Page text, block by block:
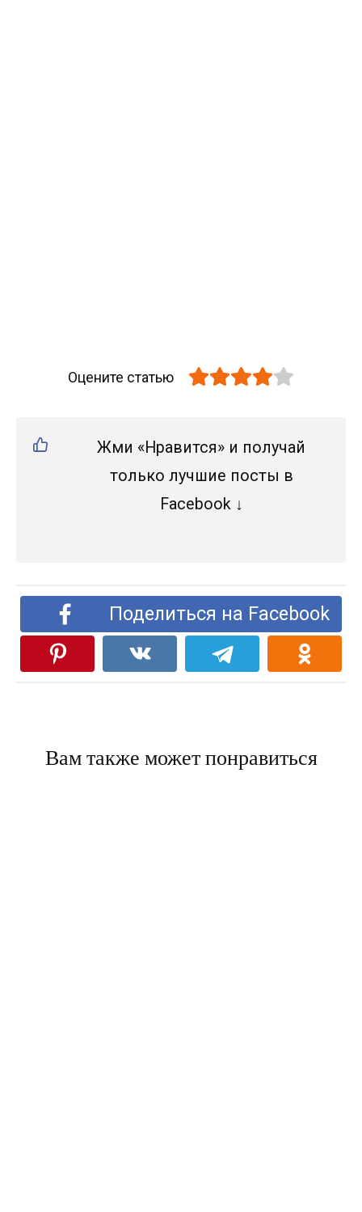
Оцените статью
Жми «Нравится» и получай
только лучшие посты в
Facebook ↓
Поделиться на Facebook
Вам также может понравиться